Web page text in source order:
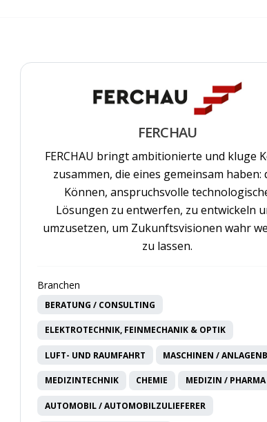
FERCHAU
FERCHAU bringt ambitionierte und kluge
zusammen, die eines gemeinsam haben:
Können, anspruchsvolle
Lösungen zu entwerfen, zu entwickeln
umzusetzen, um Zukunftsvisionen wahr
zu lassen.
Branchen
BERATUNG / CONSULTING
ELEKTROTECHNIK, FEINMECHANIK & OPTIK
LUFT- UND RAUMFAHRT MASCHINEN /
MEDIZINTECHNIK CHEMIE MEDIZIN / PHARMA
AUTOMOBIL / AUTOMOBILZULIEFERER